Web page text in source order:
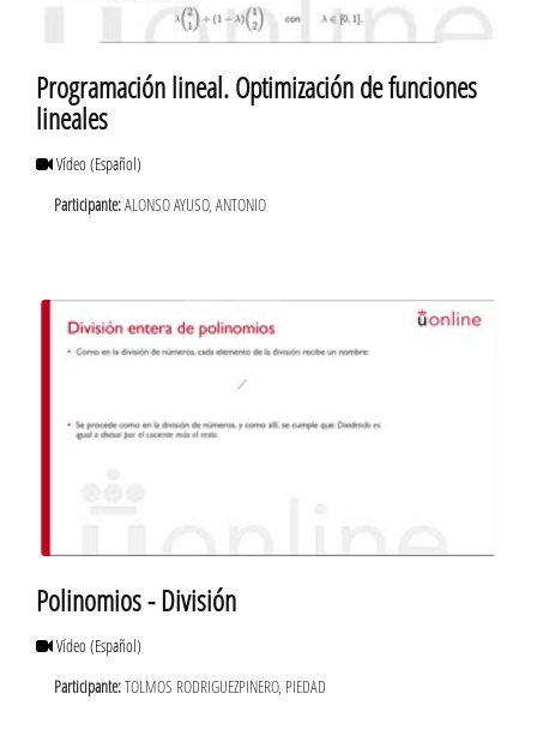
Programación lineal. Optimización de funciones
lineales
Vídeo(Español)
Participante:ALONSO AYUSO, ANTONIO
Polinomios - División
Vídeo(Español)
Participante:TOLMOS RODRIGUEZPINERO, PIEDAD